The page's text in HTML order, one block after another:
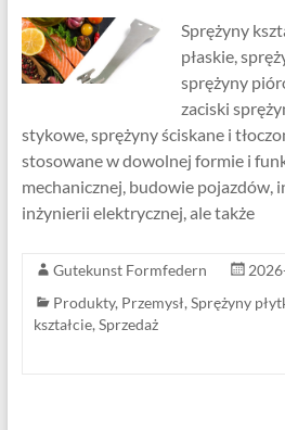
Sprężyny
płaskie,
sprężyny
zaciski
stykowe, sprężyny ściskane i
stosowane w dowolnej formie i
mechanicznej, budowie pojazdów,
inżynierii elektrycznej, ale także
Gutekunst Formfedern
Produkty, Przemysł, Sprężyny
kształcie, Sprzedaż